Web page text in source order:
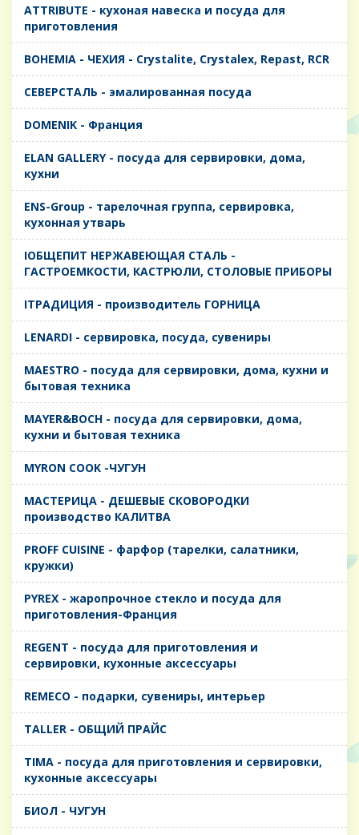
ATTRIBUTE - кухоная навеска и посуда для
приготовления
BOHEMIA - ЧЕХИЯ - Crystalite, Crystalex, Repast, RCR
CЕВЕРСТАЛЬ - эмалированная посуда
DOMENIK - Франция
ELAN GALLERY - посуда для сервировки, дома,
кухни
ENS-Group - тарелочная группа, сервировка,
кухонная утварь
IОБЩЕПИТ НЕРЖАВЕЮЩАЯ СТАЛЬ -
ГАСТРОЕМКОСТИ, КАСТРЮЛИ, СТОЛОВЫЕ ПРИБОРЫ
IТРАДИЦИЯ - производитель ГОРНИЦА
LENARDI - сервировка, посуда, сувениры
MAESTRO - посуда для сервировки, дома, кухни и
бытовая техника
MAYER&BOCH - посуда для сервировки, дома,
кухни и бытовая техника
MYRON COOK -ЧУГУН
MАСТЕРИЦА - ДЕШЕВЫЕ СКОВОРОДКИ
производство КАЛИТВА
PROFF CUISINE - фарфор (тарелки, салатники,
кружки)
PYREX - жаропрочное стекло и посуда для
приготовления-Франция
REGENT - посуда для приготовления и
сервировки, кухонные аксессуары
REMECO - подарки, сувениры, интерьер
TALLER - ОБЩИЙ ПРАЙС
TIMA - посуда для приготовления и сервировки,
кухонные аксессуары
БИОЛ - ЧУГУН